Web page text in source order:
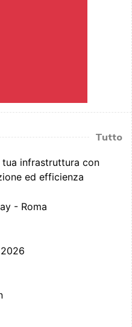
Tutto
tua infrastruttura con
ed efficienza
- Roma